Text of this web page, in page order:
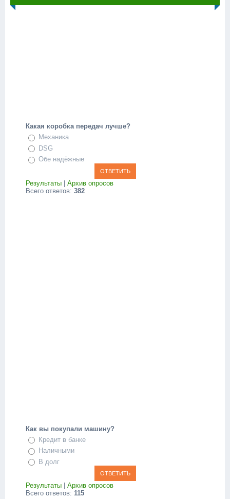
Какая коробка передач лучше?
Механика
DSG
Обе надёжные
Результаты | Архив опросов
Всего ответов: 382
Как вы покупали машину?
Кредит в банке
Наличными
В долг
Результаты
Архив опросов
Всего ответов: 115